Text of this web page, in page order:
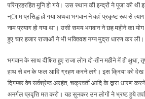
परिग्रहरहित मुनि हो गये। उस स्थान की इन्द्रों ने पूजा की थी
न्ााम प्रसिद्ध हो गया अथवा भगवान ने वहां प्रकृष्ट रूप से
नाम प्रयाग हो गया था। उसी समय भगवान ने छह महीने का
हुए चार हजार राजाओं ने भी भक्तिवश नग्न मुद्रा धारण कर ली।
भगवान के साथ दीक्षित हुए राजा लोग दो-तीन महीने में ही
हाथ से वन के फल आदि ग्रहण करने लगे। इस क्रिया को देख
दिगम्बर वेष सर्वश्रेष्ठ अरहंत, चक्रवर्ती आदि के द्वारा धारण
अनर्गल प्रवृत्ति मत करो। यह सुनकर उन लोगों ने भ्रष्ट हुये